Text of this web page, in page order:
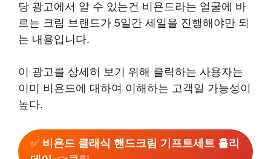
당 광고에서 알 수 있는건 비욘드라는 얼굴에 바
르는 크림 브랜드가 5일간 세일을 진행해야만 되
는 내용입니다.
이 광고를 상세히 보기 위해 클릭하는 사용자는
이미 비욘드에 대하여 이해하는 고객일 가능성이
높다.
✅ 비욘드 클래식 핸드크림 기프트세트 홀리